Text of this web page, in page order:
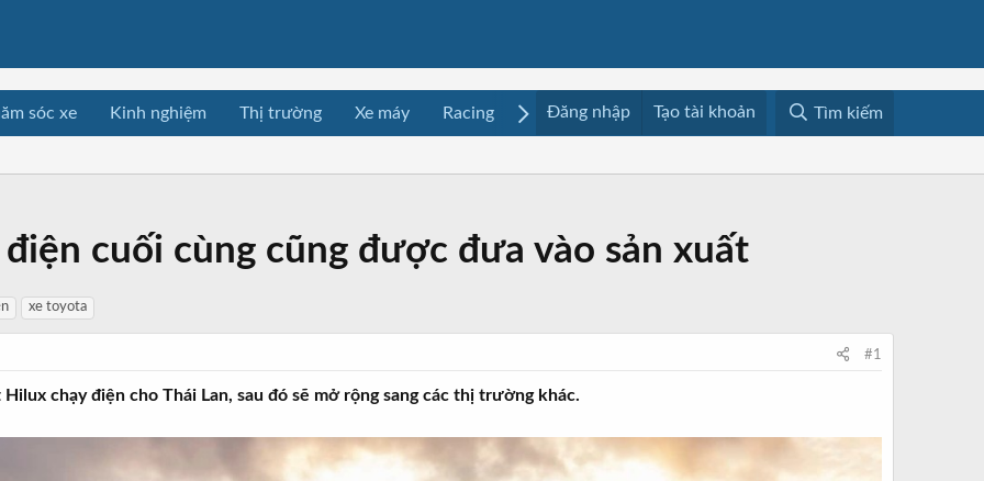
sóc xe Kinh nghiệm Thị trường Xe máy Racing Mua bán Media Resources
Đăng nhập Tạo tài khoản Tìm kiếm
cuối cùng cũng được đưa vào sản xuất
xe toyota
#1
chạy điện cho Thái Lan, sau đó sẽ mở rộng sang các thị trường khác.